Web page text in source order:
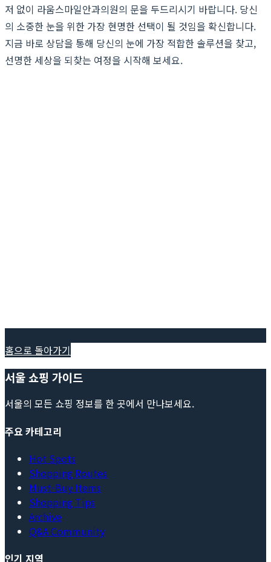
저 없이 라움스마일안과의원의 문을 두드리시기 바랍니다. 당신
의 소중한 눈을 위한 가장 현명한 선택이 될 것임을 확신합니다.
지금 바로 상담을 통해 당신의 눈에 가장 적합한 솔루션을 찾고,
선명한 세상을 되찾는 여정을 시작해 보세요.
홈으로 돌아가기
서울 쇼핑 가이드
서울의 모든 쇼핑 정보를 한 곳에서 만나보세요.
주요 카테고리
Hot Spots
Shopping Routes
Must-Buy Items
Shopping Tips
Archive
Q&A Community
인기 지역